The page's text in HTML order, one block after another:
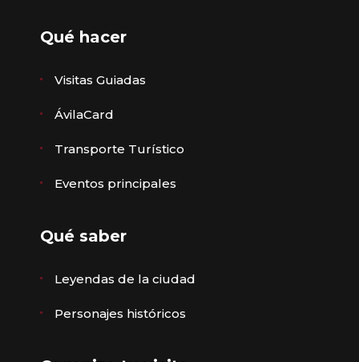
Qué hacer
Visitas Guiadas
ÁvilaCard
Transporte Turístico
Eventos principales
Qué saber
Leyendas de la ciudad
Personajes históricos